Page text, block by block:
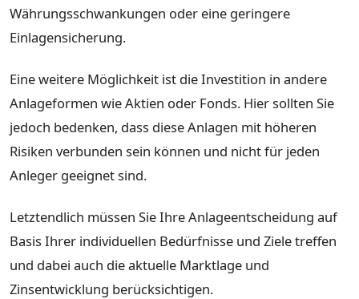
Währungsschwankungen oder eine geringere
Einlagensicherung.
Eine weitere Möglichkeit ist die Investition in andere
Anlageformen wie Aktien oder Fonds. Hier sollten Sie
jedoch bedenken, dass diese Anlagen mit höheren
Risiken verbunden sein können und nicht für jeden
Anleger geeignet sind.
Letztendlich müssen Sie Ihre Anlageentscheidung auf
Basis Ihrer individuellen Bedürfnisse und Ziele treffen
und dabei auch die aktuelle Marktlage und
Zinsentwicklung berücksichtigen.